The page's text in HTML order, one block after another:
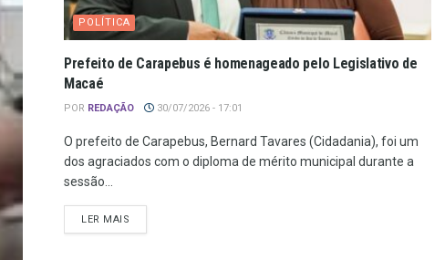
POLÍTICA
Prefeito de Carapebus é homenageado pelo Legislativo de
Macaé
POR REDAÇÃO 30/07/2026 - 17:01
O prefeito de Carapebus, Bernard Tavares (Cidadania), foi um
dos agraciados com o diploma de mérito municipal durante a
sessão...
LER MAIS